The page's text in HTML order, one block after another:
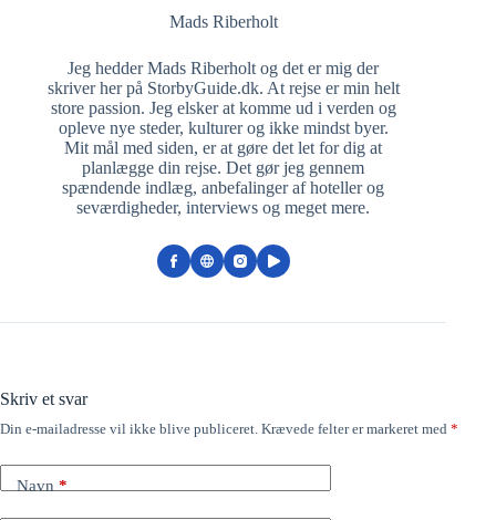
Mads Riberholt
Jeg hedder Mads Riberholt og det er mig der
skriver her på StorbyGuide.dk. At rejse er min helt
store passion. Jeg elsker at komme ud i verden og
opleve nye steder, kulturer og ikke mindst byer.
Mit mål med siden, er at gøre det let for dig at
planlægge din rejse. Det gør jeg gennem
spændende indlæg, anbefalinger af hoteller og
seværdigheder, interviews og meget mere.
Skriv et svar
Din e-mailadresse vil ikke blive publiceret. Krævede felter er markeret med *
Navn*